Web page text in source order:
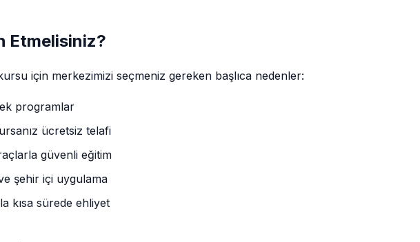
Etmelisiniz?
için merkezimizi seçmeniz gereken başlıca nedenler:
programlar
ücretsiz telafi
güvenli eğitim
şehir içi uygulama
kısa sürede ehliyet